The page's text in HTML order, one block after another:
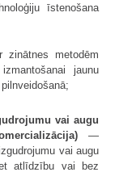
īstenošana
metodēm
jaunu
vai augu
—
vai augu
atlīdzību vai bez